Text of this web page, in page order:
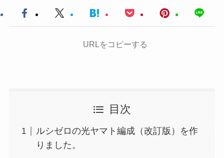
URLをコピーする
目次
ルシゼロの光ヤマト編成（改訂版）を作
りました。